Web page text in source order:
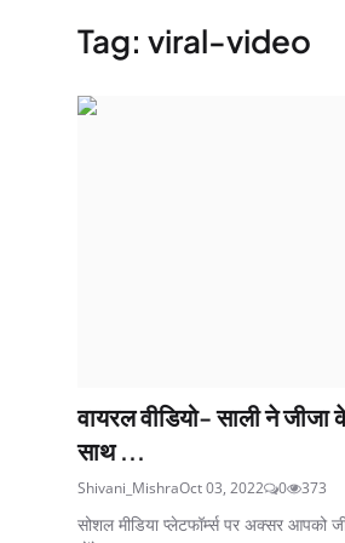
Tag: viral-video
वायरल वीडियो- साली ने जीजा
साथ ...
Shivani_MishraOct 03, 2022 0 373
सोशल मीडिया प्लेटफॉर्म्स पर अक्सर आपको